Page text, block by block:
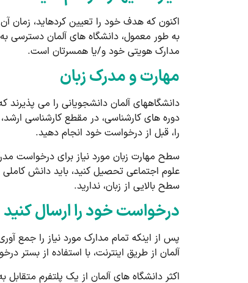
اکنون که هدف خود را تعیین کرده­اید، زمان
به طور معمول، دانشگاه­ های آلمان دسترسی
مدارک هویتی خود و/یا همسرتان است.
مهارت و مدرک زبان
دانشگاه­های آلمان دانشجویانی را می
دوره ­های کارشناسی، در مقطع کارشناسی
را، قبل از درخواست خود انجام دهید.
سطح مهارت زبان مورد نیاز برای درخواست
علوم اجتماعی تحصیل کنید، باید دانش کاملی
سطح بالایی از زبان، ندارید.
درخواست خود را ارسال کنید
پس از اینکه تمام مدارک مورد نیاز را جمع
آلمان از طریق اینترنت، با استفاده از بستر